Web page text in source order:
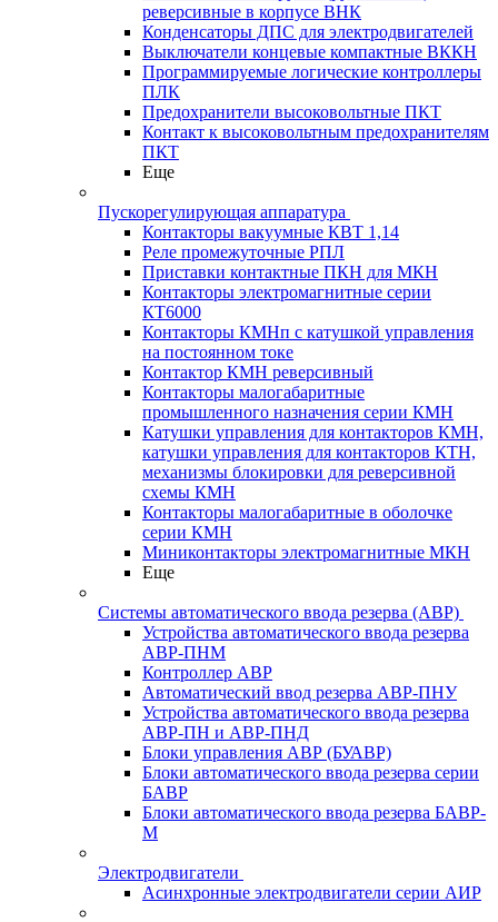
реверсивные в корпусе ВНК
Конденсаторы ДПС для электродвигателей
Выключатели концевые компактные ВККН
Программируемые логические контроллеры
ПЛК
Предохранители высоковольтные ПКТ
Контакт к высоковольтным предохранителям
ПКТ
Еще
Пускорегулирующая аппаратура
Контакторы вакуумные КВТ 1,14
Реле промежуточные РПЛ
Приставки контактные ПКН для МКН
Контакторы электромагнитные серии
КТ6000
Контакторы КМНп с катушкой управления
на постоянном токе
Контактор КМН реверсивный
Контакторы малогабаритные
промышленного назначения серии КМН
Катушки управления для контакторов КМН,
катушки управления для контакторов КТН,
механизмы блокировки для реверсивной
схемы КМН
Контакторы малогабаритные в оболочке
серии КМН
Миниконтакторы электромагнитные МКН
Еще
Системы автоматического ввода резерва (АВР)
Устройства автоматического ввода резерва
АВР-ПНМ
Контроллер АВР
Автоматический ввод резерва АВР-ПНУ
Устройства автоматического ввода резерва
АВР-ПН и АВР-ПНД
Блоки управления АВР (БУАВР)
Блоки автоматического ввода резерва серии
БАВР
Блоки автоматического ввода резерва БАВР-
М
Электродвигатели
Асинхронные электродвигатели серии АИР